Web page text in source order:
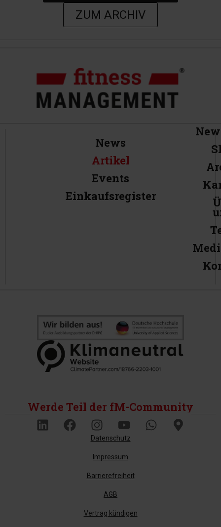
ZUM ARCHIV
News
Artikel
Events
Einkaufsregister
Werde Teil der fM-Community
Datenschutz
Impressum
Barrierefreiheit
AGB
Vertrag kündigen